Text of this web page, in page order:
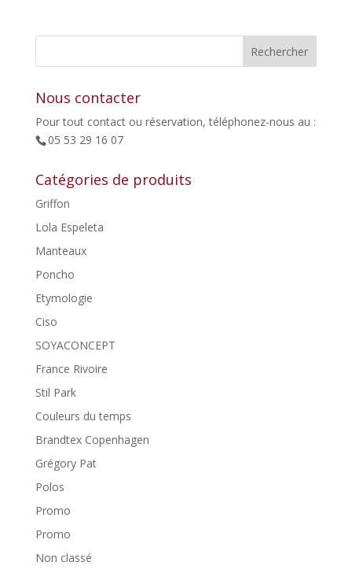
était : est :
Nous contacter
Pour tout contact ou réservation, téléphonez-nous au :
05 53 29 16 07
Catégories de produits
Griffon
Lola Espeleta
Manteaux
Poncho
Etymologie
Ciso
SOYACONCEPT
France Rivoire
Stil Park
Couleurs du temps
Brandtex Copenhagen
Grégory Pat
Polos
Promo
Promo
Non classé